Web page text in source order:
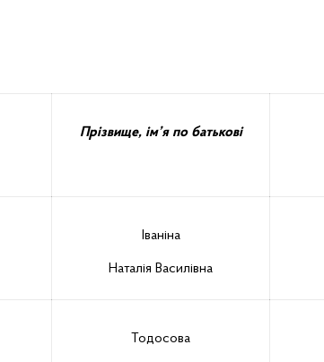
Прізвище, ім’я по батькові
Іваніна
Наталія Василівна
Тодосова